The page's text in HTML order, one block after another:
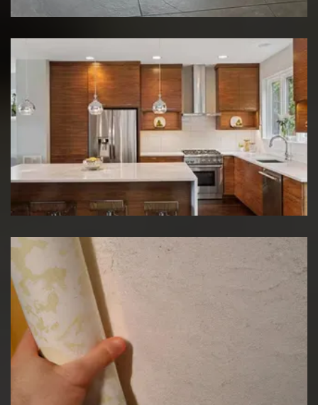
Rénovation de cuisine
Pose de papier peint